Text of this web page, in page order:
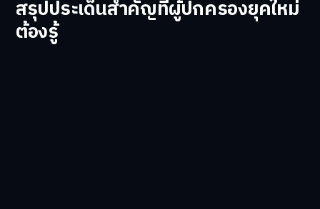
สรุปประเด็นสำคัญที่ผู้ปกครองยุคใหม่
ต้องรู้